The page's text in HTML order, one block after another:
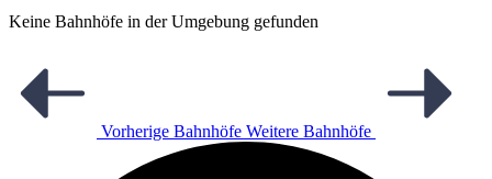
Keine Bahnhöfe in der Umgebung gefunden
Vorherige Bahnhöfe Weitere Bahnhöfe